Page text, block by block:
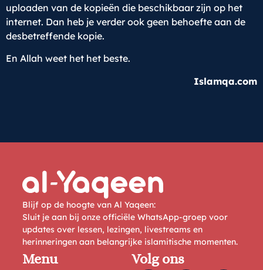
uploaden van de kopieën die beschikbaar zijn op het
internet. Dan heb je verder ook geen behoefte aan de
desbetreffende kopie.
En Allah weet het het beste.
Islamqa.com
Blijf op de hoogte van Al Yaqeen:
Sluit je aan bij onze officiële WhatsApp-groep voor
updates over lessen, lezingen, livestreams en
herinneringen aan belangrijke islamitische momenten.
Menu Volg ons